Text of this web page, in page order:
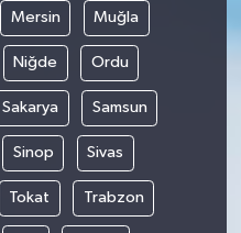
Mersin Muğla
Niğde Ordu
Sakarya Samsun
Sinop Sivas
Tokat Trabzon